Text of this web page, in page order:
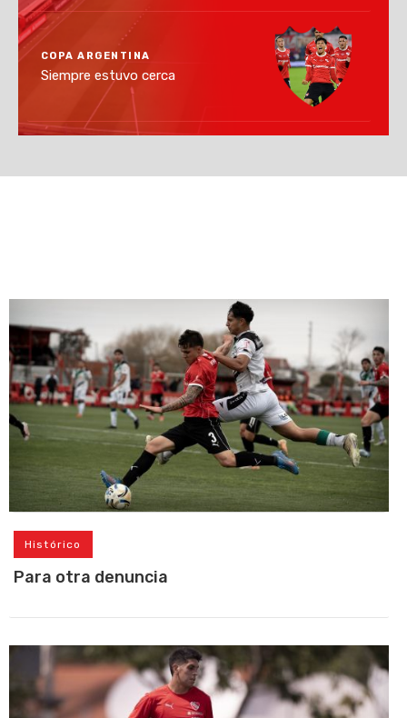
COPA ARGENTINA
Siempre estuvo cerca
Histórico
Para otra denuncia